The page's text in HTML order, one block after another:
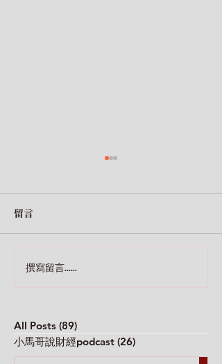
人，Walmart財報透露美
的未來、YouTube的未來，供
讓YouTube創作者自由飛吧!
✦ Walmart...
留言
撰寫留言......
All Posts (89)
小馬哥說財經podcast (26)